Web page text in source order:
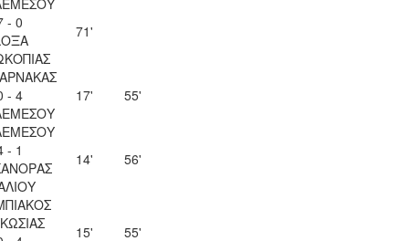
- 0
71'
- 4
17'
55'
- 1
14' 56'
15' 55'